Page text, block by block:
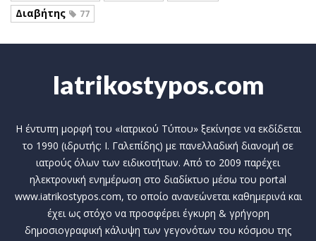
Διαβήτης 77
Iatrikostypos.com
Η έντυπη μορφή του «Ιατρικού Τύπου» ξεκίνησε να εκδίδεται
το 1990 (ιδρυτής: Ι. Γαλεπίδης) με πανελλαδική διανομή σε
ιατρούς όλων των ειδικοτήτων. Από το 2009 παρέχει
ηλεκτρονική ενημέρωση στο διαδίκτυο μέσω του portal
www.iatrikostypos.com, το οποίο ανανεώνεται καθημερινά και
έχει ως στόχο να προσφέρει έγκυρη & γρήγορη
δημοσιογραφική κάλυψη των γεγονότων του κόσμου της